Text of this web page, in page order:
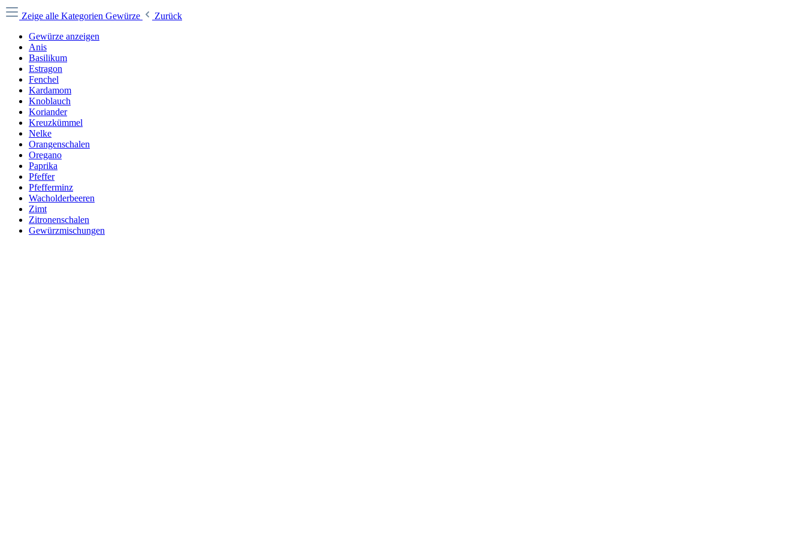
Zeige alle Kategorien Gewürze
Zurück
Gewürze anzeigen
Anis
Basilikum
Estragon
Fenchel
Kardamom
Knoblauch
Koriander
Kreuzkümmel
Nelke
Orangenschalen
Oregano
Paprika
Pfeffer
Pfefferminz
Wacholderbeeren
Zimt
Zitronenschalen
Gewürzmischungen